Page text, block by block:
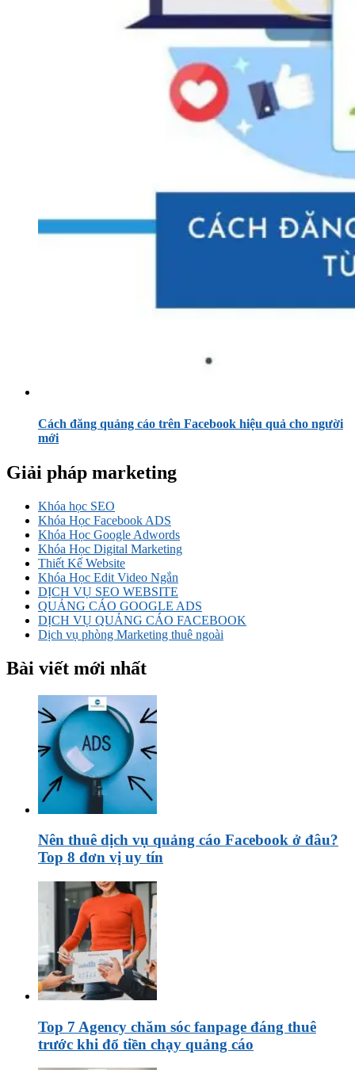
Cách đăng quảng cáo trên Facebook hiệu quả cho người
mới
Giải pháp marketing
Khóa học SEO
Khóa Học Facebook ADS
Khóa Học Google Adwords
Khóa Học Digital Marketing
Thiết Kế Website
Khóa Học Edit Video Ngắn
DỊCH VỤ SEO WEBSITE
QUẢNG CÁO GOOGLE ADS
DỊCH VỤ QUẢNG CÁO FACEBOOK
Dịch vụ phòng Marketing thuê ngoài
Bài viết mới nhất
Nên thuê dịch vụ quảng cáo Facebook ở đâu?
Top 8 đơn vị uy tín
Top 7 Agency chăm sóc fanpage đáng thuê
trước khi đổ tiền chạy quảng cáo